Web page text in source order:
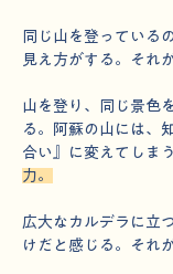
同じ山を登っている
見え方がする。それが
山を登り、同じ景色
る。阿蘇の山には、
合い』に変えてしま
力。
広大なカルデラに立
けだと感じる。それが